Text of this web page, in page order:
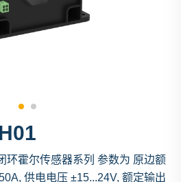
环霍尔传感器系列 参数为 原边额
供电电压 ±15...24V, 额定输出